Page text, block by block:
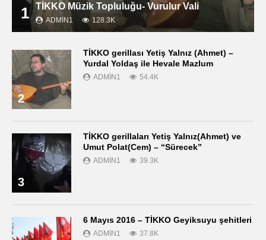
1 TİKKO Müzik Topluluğu- Vurulur Vali
ADMIN1 128.3K
2
TİKKO gerillası Yetiş Yalnız (Ahmet) –
Yurdal Yoldaş ile Hevale Mazlum
ADMIN1 54.4K
3
TİKKO gerillaları Yetiş Yalnız(Ahmet) ve
Umut Polat(Cem) – “Sürecek”
ADMIN1 39.3K
6 Mayıs 2016 – TİKKO Geyiksuyu şehitleri
ADMIN1 37.8K